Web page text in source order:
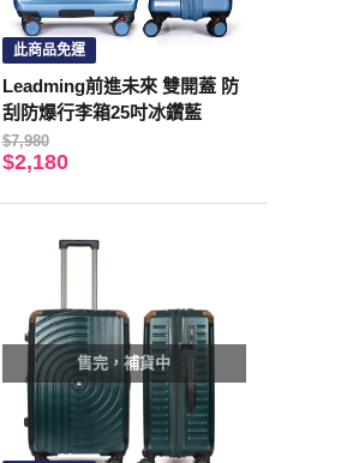
此商品免運
Leadming前進未來 雙開蓋 防
刮防爆行李箱25吋冰鑽藍
$7,980
$2,180
售完，補貨中